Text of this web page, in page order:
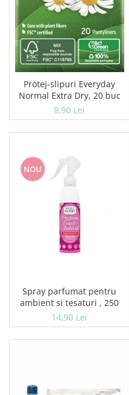
Protej-slipuri Everyday
Normal Extra Dry, 20 buc
8,90 Lei
NOU
Spray parfumat pentru
ambient si tesaturi , 250
14,90 Lei